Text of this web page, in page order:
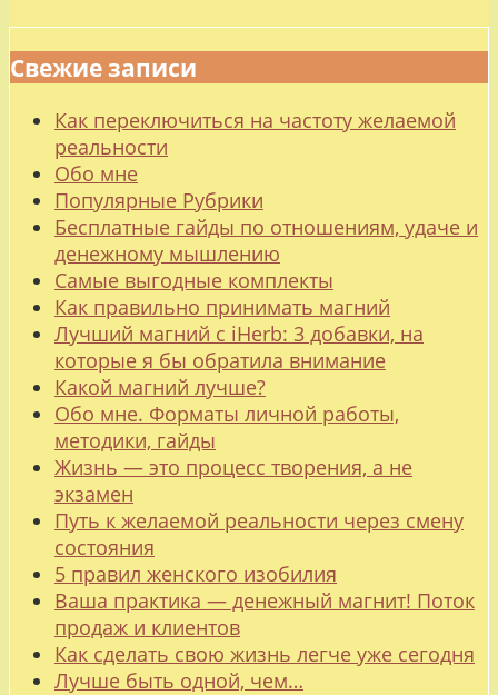
Свежие записи
Как переключиться на частоту желаемой
реальности
Обо мне
Популярные Рубрики
Бесплатные гайды по отношениям, удаче и
денежному мышлению
Самые выгодные комплекты
Как правильно принимать магний
Лучший магний с iHerb: 3 добавки, на
которые я бы обратила внимание
Какой магний лучше?
Обо мне. Форматы личной работы,
методики, гайды
Жизнь — это процесс творения, а не
экзамен
Путь к желаемой реальности через смену
состояния
5 правил женского изобилия
Ваша практика — денежный магнит! Поток
продаж и клиентов
Как сделать свою жизнь легче уже сегодня
Лучше быть одной, чем…